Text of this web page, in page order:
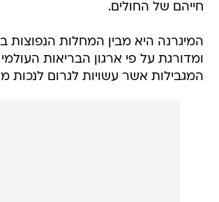
חייהם של החולים.
המיגרנה היא מבין המחלות הנפוצות
ומדורגת על פי ארגון הבריאות
המגבילות אשר עשויות לגרום לנכות